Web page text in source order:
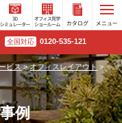
3D
シミュ
レータ
オフィ
ス見学
ショー
ルーム
全国対応 0120-535-121
ビス>オフィスレイアウト >
例